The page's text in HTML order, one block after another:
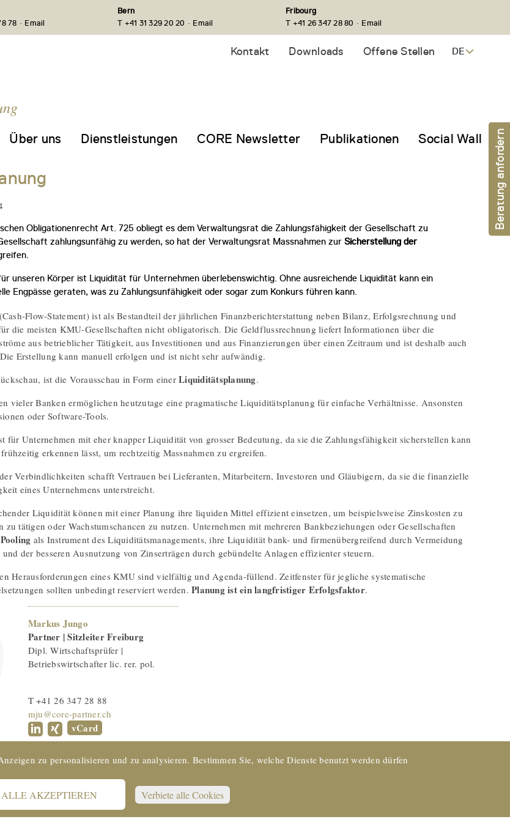
78 · Email
Bern
T +41 31 329 20 20 · Email
Fribourg
T +41 26 347 28 80 · Email
Kontakt Downloads Offene Stellen DE
Über uns Dienstleistungen CORE Newsletter Publikationen Social Wall
Obligationenrecht Art. 725 obliegt es dem Verwaltungsrat die Zahlungsfähigkeit der Gesellschaft zu
zahlungsunfähig zu werden, so hat der Verwaltungsrat Massnahmen zur Sicherstellung der
unseren Körper ist Liquidität für Unternehmen überlebenswichtig. Ohne ausreichende Liquidität kann ein
Engpässe geraten, was zu Zahlungsunfähigkeit oder sogar zum Konkurs führen kann.
(Cash-Flow-Statement) ist als Bestandteil der jährlichen Finanzberichterstattung neben Bilanz, Erfolgsrechnung und
die meisten KMU-Gesellschaften nicht obligatorisch. Die Geldflussrechnung liefert Informationen über die
aus betrieblicher Tätigkeit, aus Investitionen und aus Finanzierungen über einen Zeitraum und ist deshalb auch
Erstellung kann manuell erfolgen und ist nicht sehr aufwändig.
ist die Vorausschau in Form einer Liquiditätsplanung.
vieler Banken ermöglichen heutzutage eine pragmatische Liquiditätsplanung für einfache Verhältnisse. Ansonsten
oder Software-Tools.
für Unternehmen mit eher knapper Liquidität von grosser Bedeutung, da sie die Zahlungsfähigkeit sicherstellen kann
erkennen lässt, um rechtzeitig Massnahmen zu ergreifen.
Verbindlichkeiten schafft Vertrauen bei Lieferanten, Mitarbeitern, Investoren und Gläubigern, da sie die finanzielle
eines Unternehmens unterstreicht.
Liquidität können mit einer Planung ihre liquiden Mittel effizient einsetzen, um beispielsweise Zinskosten zu
tätigen oder Wachstumschancen zu nutzen. Unternehmen mit mehreren Bankbeziehungen oder Gesellschaften
als Instrument des Liquiditätsmanagements, ihre Liquidität bank- und firmenübergreifend durch Vermeidung
der besseren Ausnutzung von Zinserträgen durch gebündelte Anlagen effizienter steuern.
Herausforderungen eines KMU sind vielfältig und Agenda-füllend. Zeitfenster für jegliche systematische
sollten unbedingt reserviert werden. Planung ist ein langfristiger Erfolgsfaktor.
Markus Jungo
Partner | Sitzleiter Freiburg
Dipl. Wirtschaftsprüfer |
Betriebswirtschafter lic. rer. pol.
T +41 26 347 28 88
mju@core-partner.ch
vCard
Beratung anfordern
| © 2022 CORE Partner AG
zu personalisieren und zu analysieren. Bestimmen Sie, welche Dienste benutzt werden dürfen
ALLE AKZEPTIEREN Verbiete alle Cookies